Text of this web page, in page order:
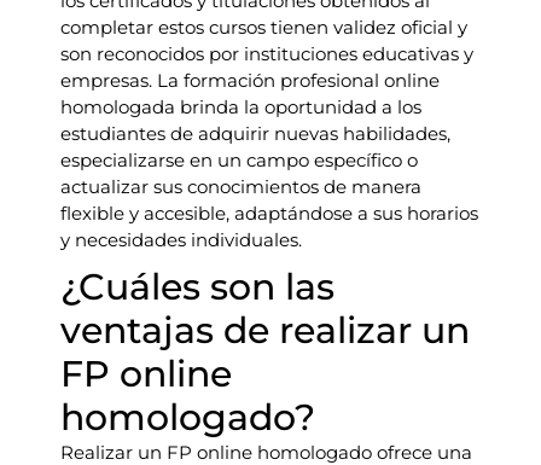
completar estos cursos tienen validez oficial y
son reconocidos por instituciones educativas y
empresas. La formación profesional online
homologada brinda la oportunidad a los
estudiantes de adquirir nuevas habilidades,
especializarse en un campo específico o
actualizar sus conocimientos de manera
flexible y accesible, adaptándose a sus horarios
y necesidades individuales.
¿Cuáles son las
ventajas de realizar un
FP online
homologado?
Realizar un FP online homologado ofrece una